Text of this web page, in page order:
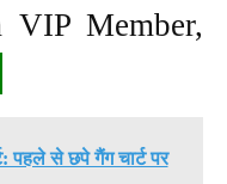
Member,
पहले से छपे गैंग चार्ट पर